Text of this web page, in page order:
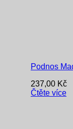
Podnos
237,00 Kč
Čtěte více